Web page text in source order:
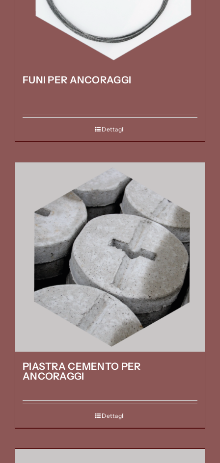
FUNI PER ANCORAGGI
Dettagli
PIASTRA CEMENTO PER
ANCORAGGI
Dettagli